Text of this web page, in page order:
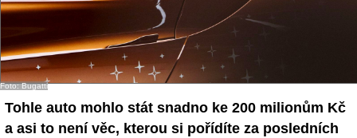
Foto: Bugatti
Tohle auto mohlo stát snadno ke 200 milionům Kč
a asi to není věc, kterou si pořídíte za posledních